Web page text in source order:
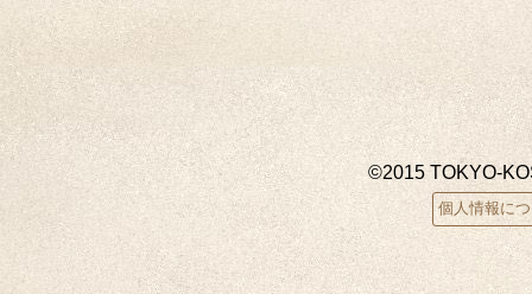
©2015 TOKYO-
個人情報に